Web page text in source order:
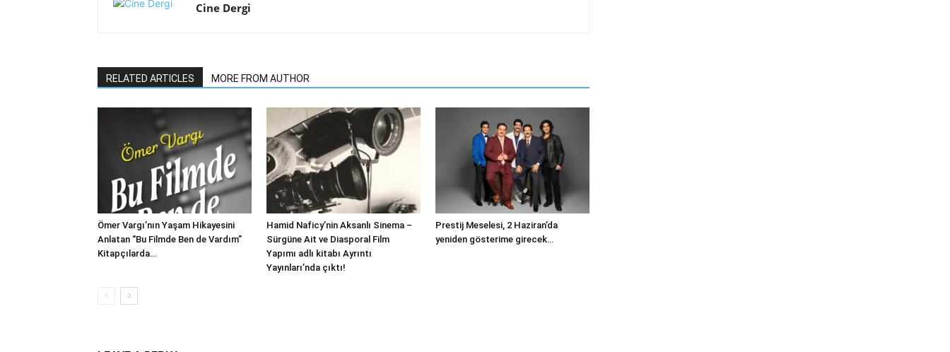
Cine Dergi
RELATED ARTICLES MORE FROM AUTHOR
Ömer Vargı’nın Yaşam Hikayesini
Anlatan “Bu Filmde Ben de Vardım”
Kitapçılarda…
Hamid Naficy’nin Aksanlı Sinema –
Sürgüne Ait ve Diasporal Film
Yapımı adlı kitabı Ayrıntı
Yayınları’nda çıktı!
Prestij Meselesi, 2 Haziran’da
yeniden gösterime girecek…